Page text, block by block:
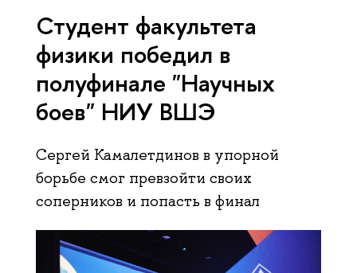
Студент факультета
физики победил в
полуфинале "Научных
боев" НИУ ВШЭ
Сергей Камалетдинов в упорной
борьбе смог превзойти своих
соперников и попасть в финал